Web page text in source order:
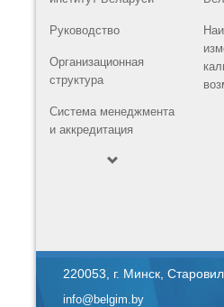
Руководство
Организационная
структура
Система менеджмента
и аккредитация
220053, г. Минск,
info@belgim.by